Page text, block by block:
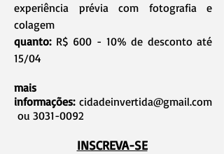
experiência prévia com fotografia e
colagem
quanto:R$ 600 - 10% de desconto até
15/04
mais
informações: cidadeinvertida@gmail.com
ou 3031-0092
INSCREVA-SE